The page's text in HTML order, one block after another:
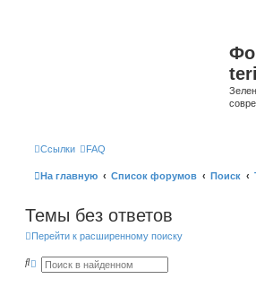
Ссылки FAQ
На главную Список форумов Поиск
Темы без ответов
Перейти к расширенному поиску
П Р